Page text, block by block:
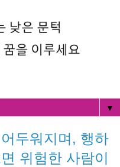
▼
두워지며, 행하
위험한 사람이